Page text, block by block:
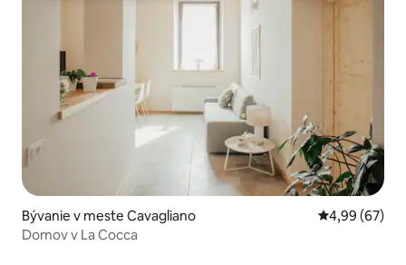
Bývanie v meste Cavagliano Priemerné
4,99 (67)
Domov v La Cocca